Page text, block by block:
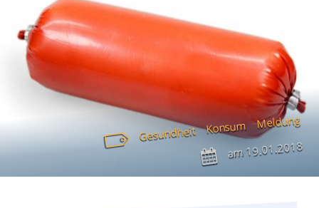
Gesundheit Konsum Meldung
am19.01.2018